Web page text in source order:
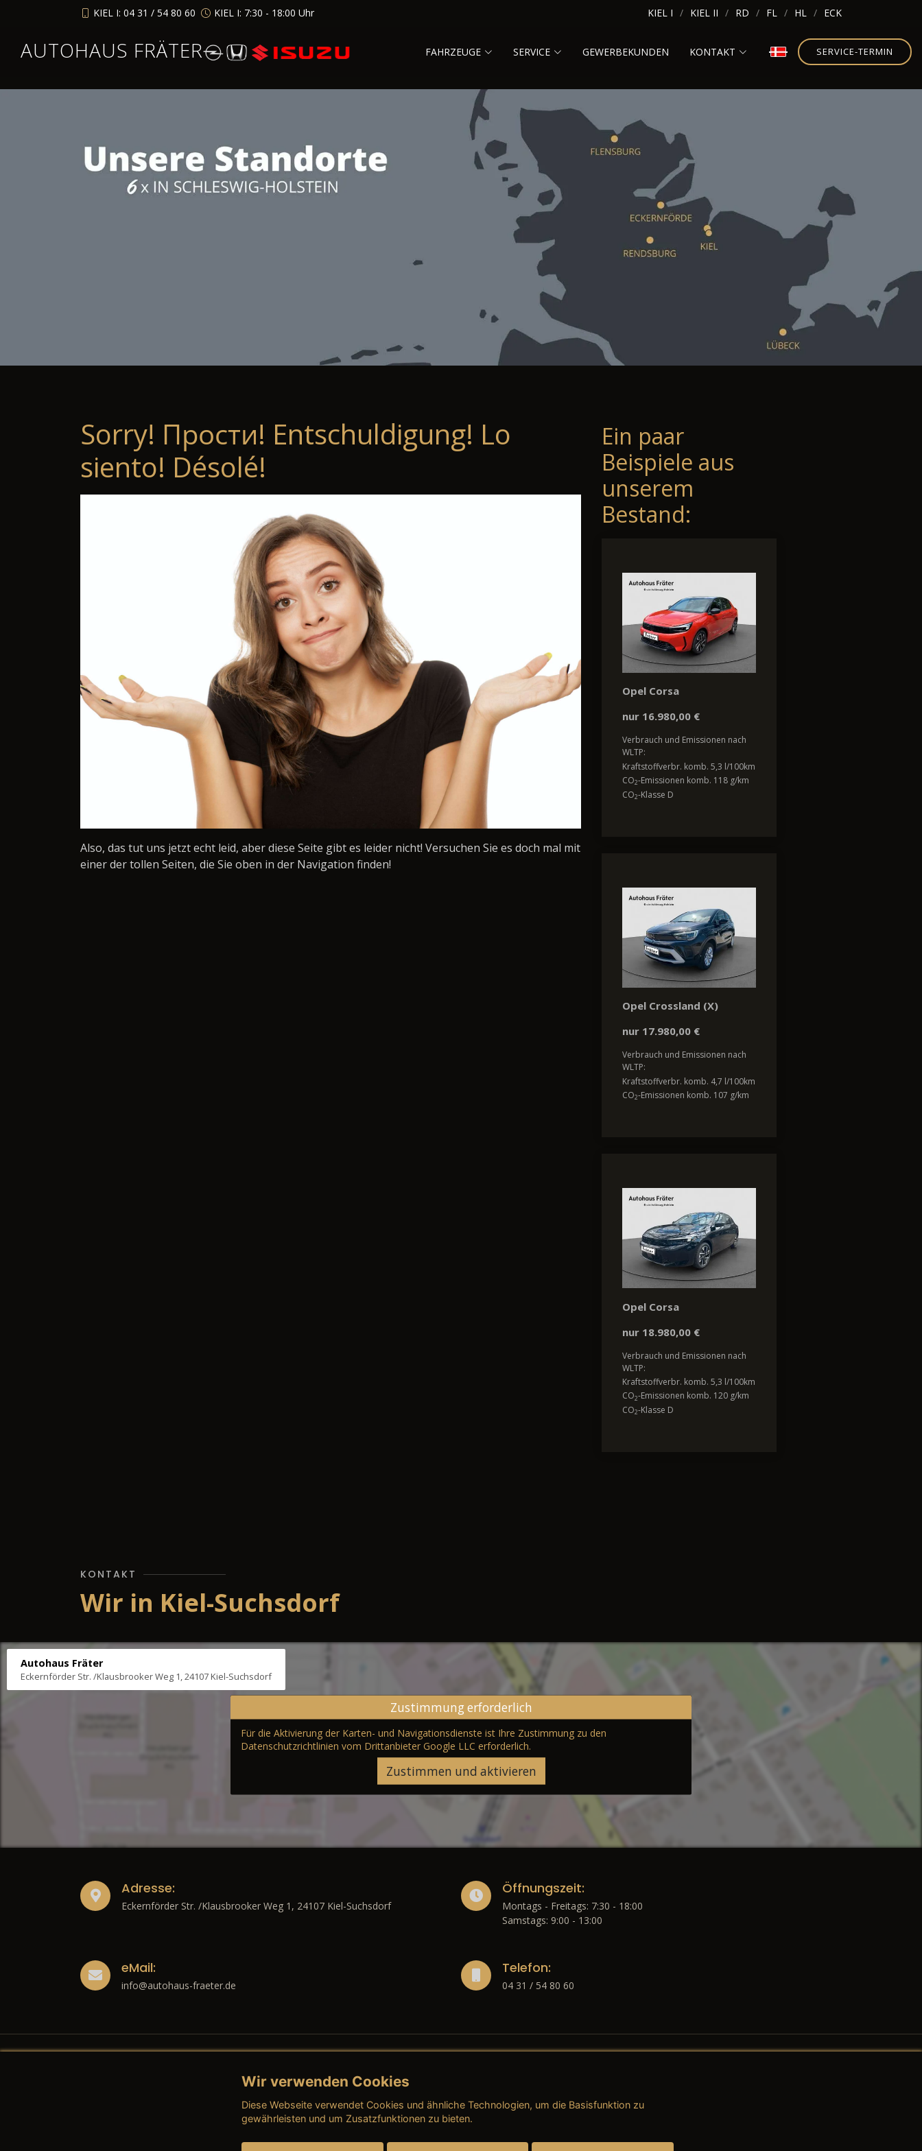
KIEL I: 04 31 / 54 80 60 KIEL I: 7:30 - 18:00 Uhr KIEL I KIEL II RD FL HL ECK
AUTOHAUS FRÄTER FAHRZEUGE SERVICE GEWERBEKUNDEN KONTAKT SERVICE-TERMIN
Sorry! Прости! Entschuldigung! Lo
siento! Désolé!
Also, das tut uns jetzt echt leid, aber diese Seite gibt es leider nicht! Versuchen Sie es doch mal mit
einer der tollen Seiten, die Sie oben in der Navigation finden!
Ein paar
Beispiele aus
unserem
Bestand:
Opel Corsa
nur 16.980,00 €
Verbrauch und Emissionen nach
WLTP:
Kraftstoffverbr. komb. 5,3 l/100km
CO2-Emissionen komb. 118 g/km
CO2-Klasse D
Opel Crossland (X)
nur 17.980,00 €
Verbrauch und Emissionen nach
WLTP:
Kraftstoffverbr. komb. 4,7 l/100km
CO2-Emissionen komb. 107 g/km
Opel Corsa
nur 18.980,00 €
Verbrauch und Emissionen nach
WLTP:
Kraftstoffverbr. komb. 5,3 l/100km
CO2-Emissionen komb. 120 g/km
CO2-Klasse D
KONTAKT
Wir in Kiel-Suchsdorf
Autohaus Fräter
Eckernförder Str. /Klausbrooker Weg 1, 24107 Kiel-Suchsdorf
Zustimmung erforderlich
Für die Aktivierung der Karten- und Navigationsdienste ist Ihre Zustimmung zu den
Datenschutzrichtlinien vom Drittanbieter Google LLC erforderlich.
Zustimmen und aktivieren
Adresse:
Eckernförder Str. /Klausbrooker Weg 1, 24107 Kiel-Suchsdorf
Öffnungszeit:
Montags - Freitags: 7:30 - 18:00
Samstags: 9:00 - 13:00
eMail:
info@autohaus-fraeter.de
Telefon:
04 31 / 54 80 60
Rechtliches
→ Impressum
→ AGB (Neuwagen)
→ AGB (Teile & Zubehör)
Wir verwenden Cookies
Diese Webseite verwendet Cookies und ähnliche Technologien, um die Basisfunktion zu
gewährleisten und um Zusatzfunktionen zu bieten.